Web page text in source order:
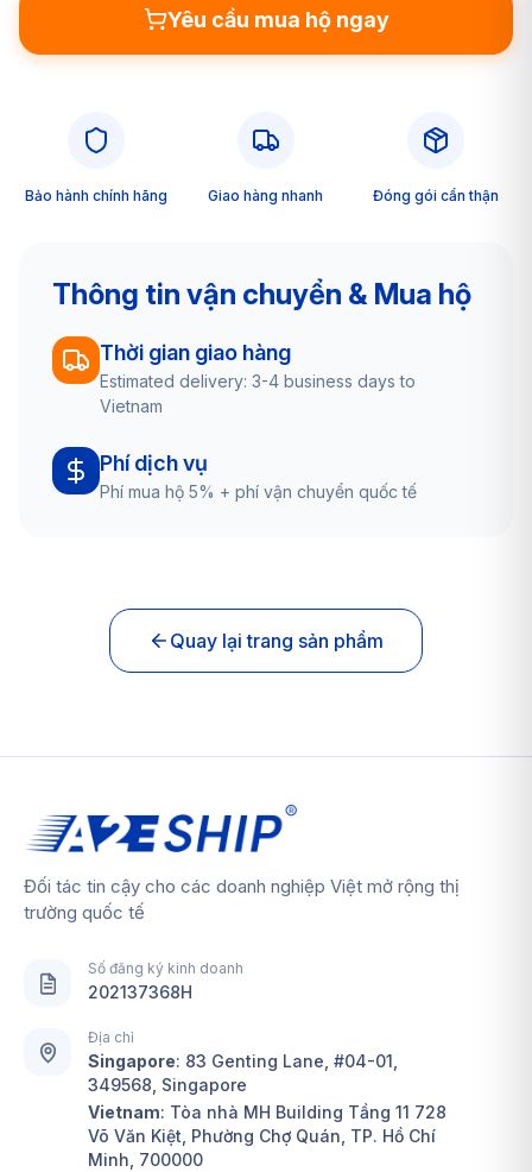
Yêu cầu mua hộ ngay
Bảo hành chính hãng Giao hàng nhanh Đóng gói cẩn thận
Thông tin vận chuyển & Mua hộ
Thời gian giao hàng
Estimated delivery: 3-4 business days to
Vietnam
Phí dịch vụ
Phí mua hộ 5% + phí vận chuyển quốc tế
Quay lại trang sản phẩm
Đối tác tin cậy cho các doanh nghiệp Việt mở rộng thị
trường quốc tế
Số đăng ký kinh doanh
202137368H
Địa chỉ
Singapore: 83 Genting Lane, #04-01,
349568, Singapore
Vietnam: Tòa nhà MH Building Tầng 11 728
Võ Văn Kiệt, Phường Chợ Quán, TP. Hồ Chí
Minh, 700000